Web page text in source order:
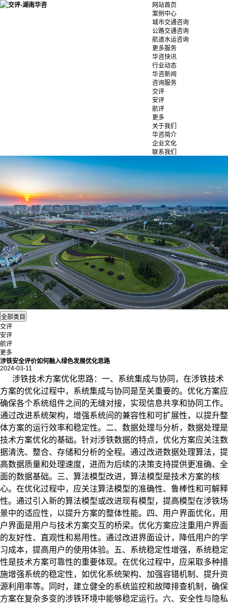
网站首页
案例中心
城市交通咨询
公路交通咨询
航道水运咨询
更多服务
华咨快讯
行业动态
华咨新闻
咨询服务
交评
安评
航评
更多
关于我们
华咨简介
企业文化
联系我们
交评
安评
航评
更多
涉铁安全评价如何融入绿色发展优化思路
2024-03-11
涉铁技术方案优化思路： 一、系统集成与协同， 在涉铁技术
方案的优化过程中，系统集成与协同是至关重要的。优化方案应
确保各个系统组件之间的无缝对接，实现信息共享和协同工作。
通过改进系统架构，增强系统间的兼容性和可扩展性，以提升整
体方案的运行效率和稳定性。 二、数据处理与分析， 数据处理是
技术方案优化的基础。针对涉铁数据的特点，优化方案应关注数
据清洗、整合、存储和分析的全程。通过改进数据处理算法，提
高数据质量和处理速度，进而为后续的决策支持提供更准确、全
面的数据基础。
三、算法模型改进， 算法模型是技术方案的核
心。在优化过程中，应关注算法模型的准确性、鲁棒性和可解释
性。通过引入新的算法模型或改进现有模型，提高模型在涉铁场
景中的适应性，以提升方案的整体性能。
四、用户界面优化， 用
户界面是用户与技术方案交互的桥梁。优化方案应注重用户界面
的友好性、直观性和易用性。通过改进界面设计，降低用户的学
习成本，提高用户的使用体验。
五、系统稳定性增强， 系统稳定
性是技术方案可靠性的重要体现。在优化过程中，应采取多种措
施增强系统的稳定性，如优化系统架构、加强容错机制、提升资
源利用率等。同时，建立健全的系统监控和故障排查机制，确保
方案在复杂多变的涉铁环境中能够稳定运行。 六、安全性与隐私